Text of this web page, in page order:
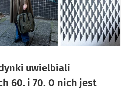
uwielbiali
60. i 70. O nich jest